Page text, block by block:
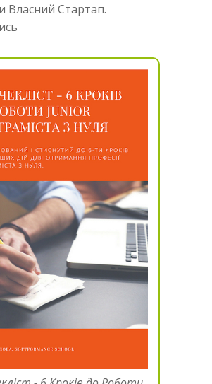
Власний Стартап.